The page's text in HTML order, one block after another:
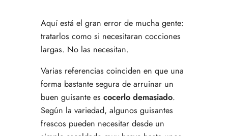
Aquí está el gran error de mucha gente:
tratarlos como si necesitaran cocciones
largas. No las necesitan.
Varias referencias coinciden en que una
forma bastante segura de arruinar un
buen guisante es cocerlo demasiado.
Según la variedad, algunos guisantes
frescos pueden necesitar desde un